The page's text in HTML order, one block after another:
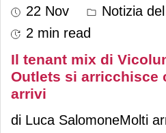
22 Nov
Notizia
2 min read
Il tenant mix di
Outlets si arricchisce
arrivi
di Luca SalomoneMolti